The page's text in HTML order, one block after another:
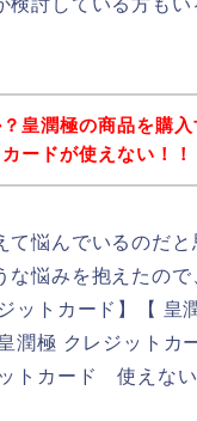
検討している方も
皇潤極の商品を購入
ードが使えない！！
て悩んでいるのだと
な悩みを抱えたので
ットカード】【 皇
潤極 クレジットカ
ットカード 使えな